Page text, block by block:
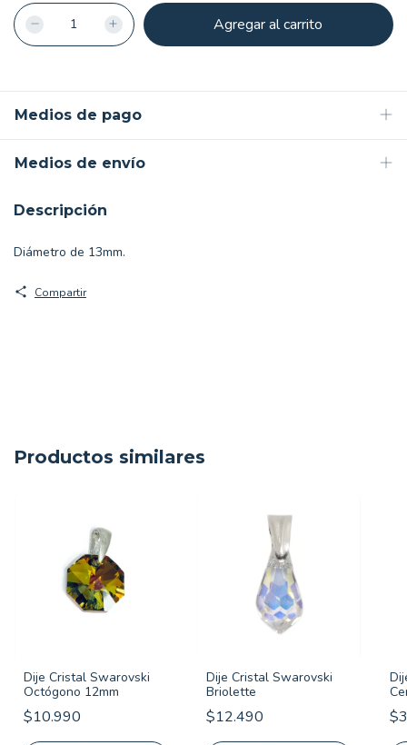
Medios de pago
Medios de envío
Descripción
Diámetro de 13mm.
Compartir
Productos similares
Dije Cristal Swarovski
Octógono 12mm
$10.990
Dije Cristal Swarovski
Briolette
$12.490